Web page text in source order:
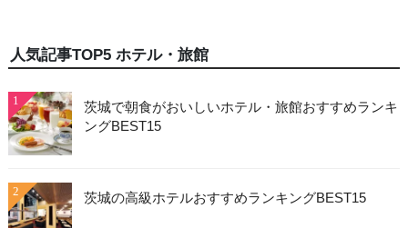
人気記事TOP5 ホテル・旅館
1
茨城で朝食がおいしいホテル・旅館おすすめランキ
ングBEST15
2 茨城の高級ホテルおすすめランキングBEST15